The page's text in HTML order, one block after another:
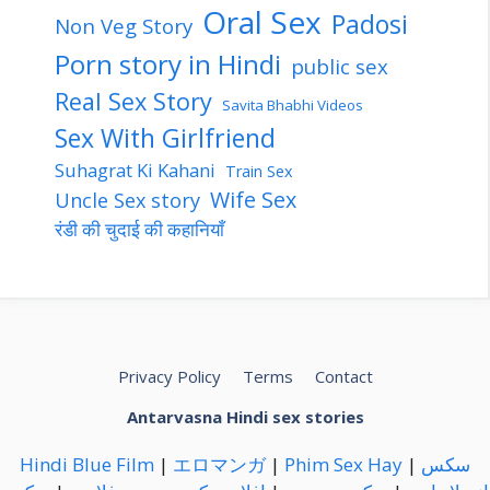
Non Veg Story Oral Sex Padosi
Porn story in Hindi public sex
Real Sex Story Savita Bhabhi Videos
Sex With Girlfriend
Suhagrat Ki Kahani Train Sex
Uncle Sex story Wife Sex
रंडी की चुदाई की कहानियाँ
Privacy Policy Terms
Contact
Antarvasna Hindi sex stories
Hindi Blue Film | エロマンガ| Phim Sex Hay | سكس